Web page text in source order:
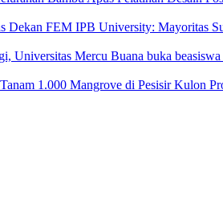
Dekan FEM IPB University: Mayoritas
Universitas Mercu Buana buka
1.000 Mangrove di Pesisir Kulon